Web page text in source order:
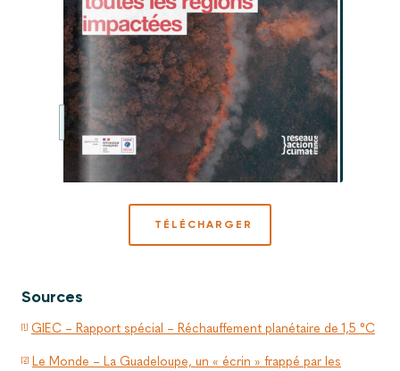
TÉLÉCHARGER
Sources
[1] GIEC – Rapport spécial – Réchauffement planétaire de 1,5 °C
[2] Le Monde – La Guadeloupe, un « écrin » frappé par les